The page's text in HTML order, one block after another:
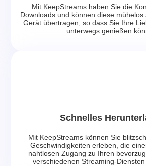
Mit KeepStreams haben Sie die
Downloads und können diese
Gerät übertragen, so dass Sie Ihre
unterwegs genießen
Schnelles
Mit KeepStreams können Sie
Geschwindigkeiten erleben, die
nahtlosen Zugang zu Ihren
verschiedenen Streaming-Diensten